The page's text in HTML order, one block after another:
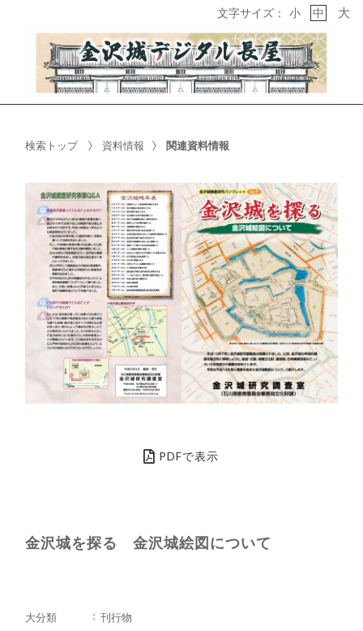
文字サイズ： 小 中 大
検索トップ 資料情報 関連資料情報
PDFで表示
金沢城を探る 金沢城絵図について
大分類
刊行物